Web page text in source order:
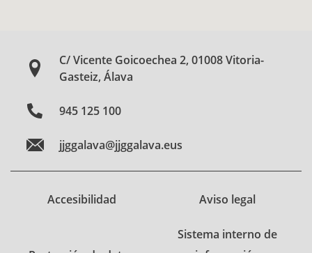
C/ Vicente Goicoechea 2, 01008 Vitoria-
Gasteiz, Álava
945 125 100
jjggalava@jjggalava.eus
Accesibilidad Aviso legal
Sistema interno de